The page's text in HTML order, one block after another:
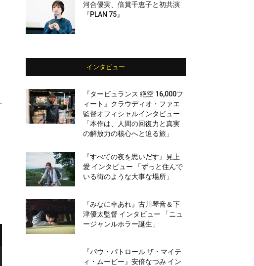
河合優実、倍賞千恵子と初共演
『PLAN 75』
インタビュー
『タービュランス 絶空 16,000フ
ィート』クラウディオ・ファエ
監督オフィシャルインタビュー
「本作は、人間の回復力と真実
の解放力の核心へと迫る旅」
『すべての夜を思いだす』見上
愛 インタビュー 「ずっと住んで
いる街のような大事な場所」
『みなに幸あれ』古川琴音＆下
津優太監督 インタビュー 「ニュ
ージャンルホラー誕生」
『パウ・パトロール ザ・マイテ
ィ・ムービー』安倍なつみ イン